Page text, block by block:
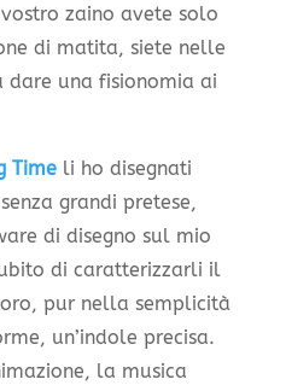
zaino avete solo
di matita, siete nelle
dare una fisionomia ai
Timeli ho disegnati
grandi pretese,
di disegno sul mio
di caratterizzarli il
pur nella semplicità
un’indole precisa.
la musica